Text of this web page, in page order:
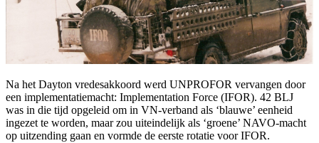
Na het Dayton vredesakkoord werd UNPROFOR vervangen door
een implementatiemacht: Implementation Force (IFOR). 42 BLJ
was in die tijd opgeleid om in VN-verband als ‘blauwe’ eenheid
ingezet te worden, maar zou uiteindelijk als ‘groene’ NAVO-macht
op uitzending gaan en vormde de eerste rotatie voor IFOR.